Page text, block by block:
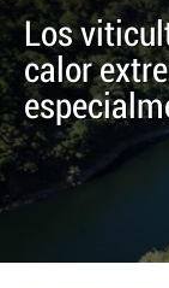
Los
calor